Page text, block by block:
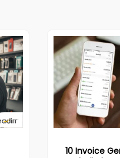
10 Invoice